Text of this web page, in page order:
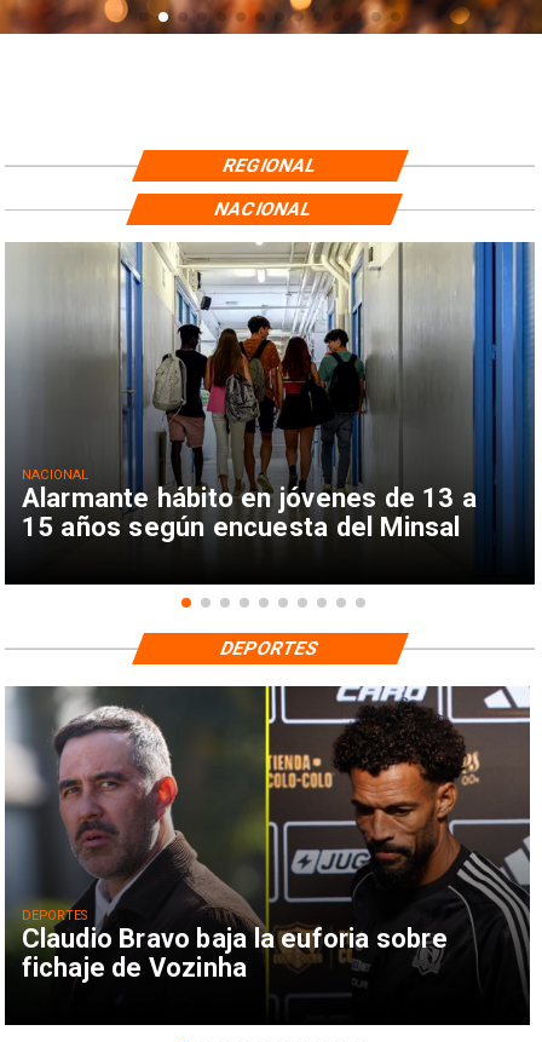
REGIONAL
Alarmante hábito en jóvenes de 13 a
15 años según encuesta del Minsal
NACIONAL
NACIONAL
Claudio Bravo baja la euforia sobre
fichaje de Vozinha
DEPORTES
DEPORTES